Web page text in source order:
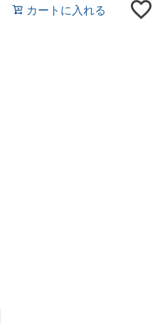
カートに入れる